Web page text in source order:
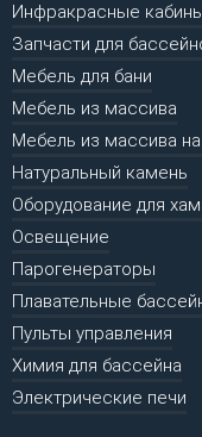
Инфракрасные
Запчасти для
Мебель для бани
Мебель из массива
Мебель из массива на
Натуральный камень
Оборудование для
Освещение
Парогенераторы
Плавательные
Пульты управления
Химия для бассейна
Электрические печи